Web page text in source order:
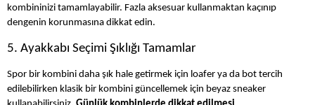
kombininizi tamamlayabilir. Fazla aksesuar kullanmaktan kaçınıp
dengenin korunmasına dikkat edin.
5. Ayakkabı Seçimi Şıklığı Tamamlar
Spor bir kombini daha şık hale getirmek için loafer ya da bot tercih
edilebilirken klasik bir kombini güncellemek için beyaz sneaker